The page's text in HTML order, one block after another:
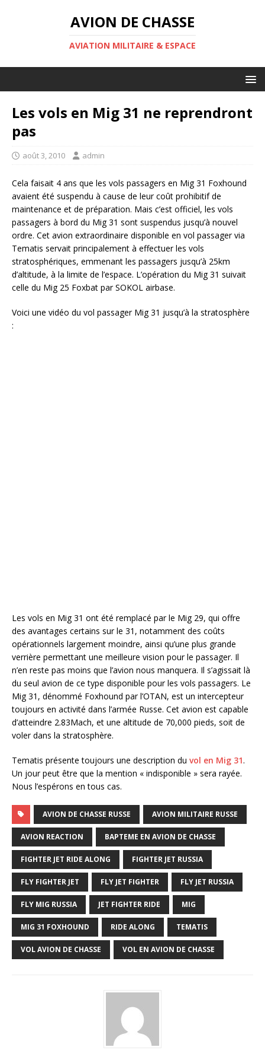
AVION DE CHASSE
AVIATION MILITAIRE & ESPACE
Les vols en Mig 31 ne reprendront
pas
août 3, 2010 admin
Cela faisait 4 ans que les vols passagers en Mig 31 Foxhound
avaient été suspendu à cause de leur coût prohibitif de
maintenance et de préparation. Mais c’est officiel, les vols
passagers à bord du Mig 31 sont suspendus jusqu’à nouvel
ordre. Cet avion extraordinaire disponible en vol passager via
Tematis servait principalement à effectuer les vols
stratosphériques, emmenant les passagers jusqu’à 25km
d’altitude, à la limite de l’espace. L’opération du Mig 31 suivait
celle du Mig 25 Foxbat par SOKOL airbase.
Voici une vidéo du vol passager Mig 31 jusqu’à la stratosphère
:
Les vols en Mig 31 ont été remplacé par le Mig 29, qui offre
des avantages certains sur le 31, notamment des coûts
opérationnels largement moindre, ainsi qu’une plus grande
verrière permettant une meilleure vision pour le passager. Il
n’en reste pas moins que l’avion nous manquera. Il s’agissait là
du seul avion de ce type disponible pour les vols passagers. Le
Mig 31, dénommé Foxhound par l’OTAN, est un intercepteur
toujours en activité dans l’armée Russe. Cet avion est capable
d’atteindre 2.83Mach, et une altitude de 70,000 pieds, soit de
voler dans la stratosphère.
Tematis présente toujours une description du vol en Mig 31.
Un jour peut être que la mention « indisponible » sera rayée.
Nous l’espérons en tous cas.
AVION DE CHASSE RUSSE AVION MILITAIRE RUSSE
AVION REACTION BAPTEME EN AVION DE CHASSE
FIGHTER JET RIDE ALONG FIGHTER JET RUSSIA
FLY FIGHTER JET FLY JET FIGHTER FLY JET RUSSIA
FLY MIG RUSSIA JET FIGHTER RIDE MIG
MIG 31 FOXHOUND RIDE ALONG TEMATIS
VOL AVION DE CHASSE VOL EN AVION DE CHASSE